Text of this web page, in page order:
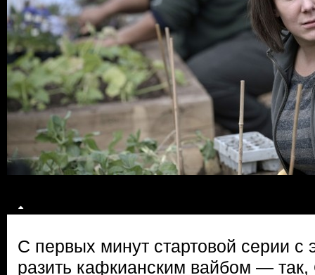
С первых минут стартовой серии с
разить кафкианским вайбом —